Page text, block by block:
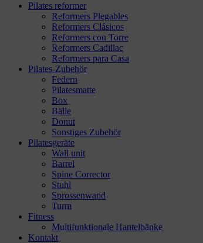
Pilates reformer
Reformers Plegables
Reformers Clásicos
Reformers con Torre
Reformers Cadillac
Reformers para Casa
Pilates-Zubehör
Federn
Pilatesmatte
Box
Bälle
Donut
Sonstiges Zubehör
Pilatesgeräte
Wall unit
Barrel
Spine Corrector
Stuhl
Sprossenwand
Turm
Fitness
Multifunktionale Hantelbänke
Kontakt